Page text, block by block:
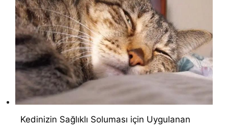
Kedinizin Sağlıklı Soluması için Uygulanan